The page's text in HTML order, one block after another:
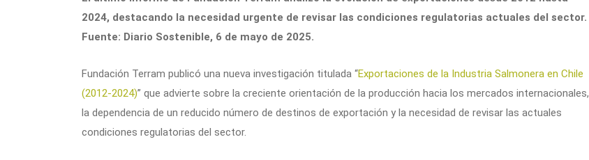
2024, destacando la necesidad urgente de revisar las condiciones regulatorias actuales del sector.
Fuente: Diario Sostenible, 6 de mayo de 2025.
Fundación Terram publicó una nueva investigación titulada “Exportaciones de la Industria Salmonera en Chile
(2012-2024)” que advierte sobre la creciente orientación de la producción hacia los mercados internacionales,
la dependencia de un reducido número de destinos de exportación y la necesidad de revisar las actuales
condiciones regulatorias del sector.